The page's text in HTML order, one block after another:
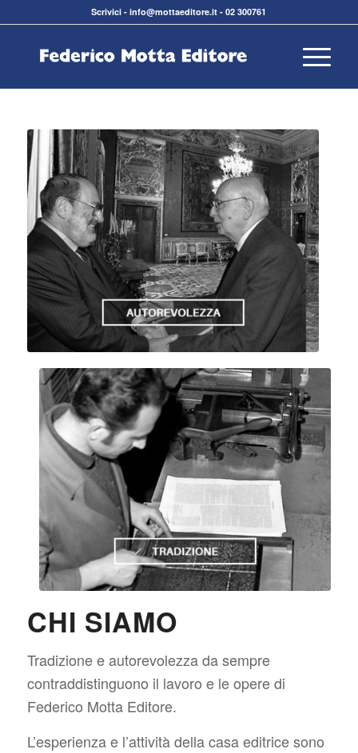
Scrivici -info@mottaeditore.it -02 300761
CHI SIAMO
Tradizione e autorevolezza da sempre
contraddistinguono il lavoro e le opere di
Federico Motta Editore.
L’esperienza e l’attività della casa editrice sono